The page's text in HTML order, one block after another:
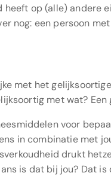
heeft op (alle) andere
nog: een persoon
met het
met wat? Een
voor
in combinatie met
drukt
is dat bij jou? Dat